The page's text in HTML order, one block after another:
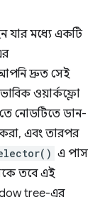
যার মধ্যে একটি
দ্রুত সেই
ওয়ার্কফ্লো
নোডটিতে ডান-
করা, এবং তারপর
এ পাস
তবে এই
tree-এর